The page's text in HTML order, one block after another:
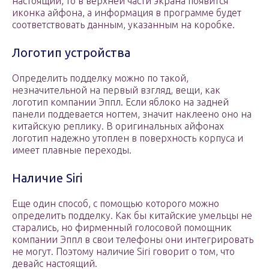
иконка айфона, а информация в программе будет
соответствовать данным, указанным на коробке.
Логотип устройства
Определить подделку можно по такой,
незначительной на первый взгляд, вещи, как
логотип компании Эппл. Если яблоко на задней
панели поддевается ногтем, значит наклеено оно на
китайскую реплику. В оригинальных айфонах
логотип надежно утоплен в поверхность корпуса и
имеет плавные переходы.
Наличие Siri
Еще один способ, с помощью которого можно
определить подделку. Как бы китайские умельцы не
старались, но фирменный голосовой помощник
компании Эппл в свои телефоны они интегрировать
не могут. Поэтому наличие Siri говорит о том, что
девайс настоящий.